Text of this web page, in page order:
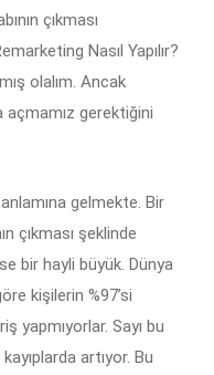
çıkması
Nasıl Yapılır?
olalım. Ancak
açmamız gerektiğini
gelmekte. Bir
çıkması şeklinde
bir hayli büyük. Dünya
kişilerin %97’si
yapmıyorlar. Sayı bu
artıyor. Bu